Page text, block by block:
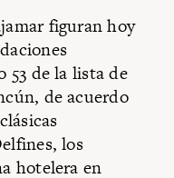
figuran hoy
53 de la lista de
de acuerdo
los
hotelera en